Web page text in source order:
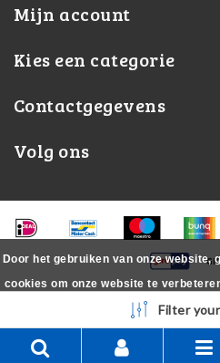
Mijn account
Kies een categorie
Contactgegevens
Volg ons
Filter
Door het gebruiken van onze website,
cookies om onze website te
Meer over